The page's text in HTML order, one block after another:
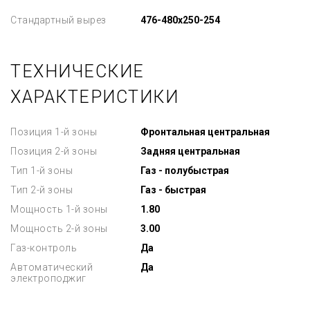
Стандартный вырез 476-480x250-254
ТЕХНИЧЕСКИЕ
ХАРАКТЕРИСТИКИ
Позиция 1-й зоны
Фронтальная центральная
Позиция 2-й зоны
Задняя центральная
Тип 1-й зоны
Газ - полубыстрая
Тип 2-й зоны
Газ - быстрая
Мощность 1-й зоны
1.80
Мощность 2-й зоны
3.00
Газ-контроль
Да
Автоматический
электроподжиг
Да